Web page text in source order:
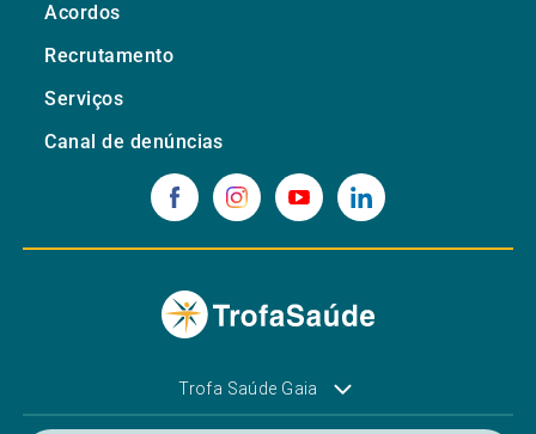
Acordos
Recrutamento
Serviços
Canal de denúncias
Trofa Saúde Gaia